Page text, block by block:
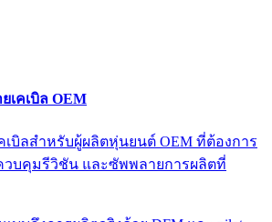
เคเบิล OEM
เบิลสำหรับผู้ผลิตหุ่นยนต์ OEM ที่ต้องการ
วบคุมรีวิชัน และซัพพลายการผลิตที่